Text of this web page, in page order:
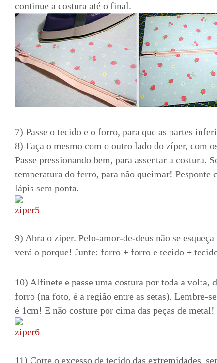
continue a costura até o final.
7) Passe o tecido e o forro, para que as partes
8) Faça o mesmo com o outro lado do zíper, com
Passe pressionando bem, para assentar a costura.
temperatura do ferro, para não queimar! Pesponte
lápis sem ponta.
9) Abra o zíper. Pelo-amor-de-deus não se
verá o porque! Junte: forro + forro e tecido +
10) Alfinete e passe uma costura por toda a volta,
forro (na foto, é a região entre as setas). Lembre-
é 1cm! E não costure por cima das peças de metal!
11) Corte o excesso de tecido das extremidades,